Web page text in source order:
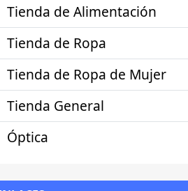
Tienda de Alimentación
Tienda de Ropa
Tienda de Ropa de Mujer
Tienda General
Óptica